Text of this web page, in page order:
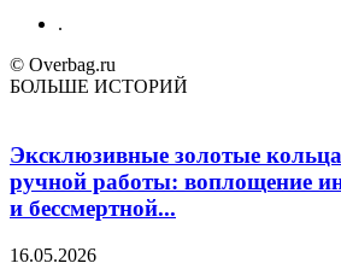
.
© Overbag.ru
БОЛЬШЕ ИСТОРИЙ
Эксклюзивные золотые
ручной работы: воплощение
и бессмертной...
16.05.2026